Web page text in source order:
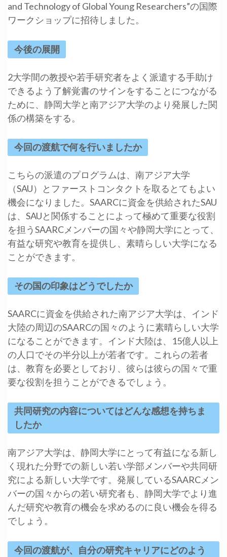
and Technology of Global Young Researchers”の国際
ワークショップに招待しました。
今後の展開
2大学間の教授や若手研究者をよく派遣する手助け
できるよう了解覚書のサインをすることにつながる
ために、静岡大学と南アジア大学のより発展した関
係の構築をする。
今回の渡航で何を行いましたか
こちらの派遣のプログラムは、南アジア大学
（SAU）とファーストコンタクトを取るとてもよい
機会になりました。SAARCに資金を供給されたSAU
は、SAUと関係することによって極めて重要な役割
を担うSAARCメンバーの国々や静岡大学にとって、
有益な研究や教育を提供し、素晴らしい大学になる
ことができます。
その国の印象はどうでしたか
SAARCに資金を供給された南アジア大学は、インド
大陸の周辺のSAARCの国々のように素晴らしい大学
になることができます。インド大陸は、15億人以上
の人口でその半分以上が若者です。これらの若者
は、教育を必要としており、彼らは彼らの国々で重
要な役割を担うことができるでしょう。
共同研究の内容についてはどんな感想を持ちま
したか
南アジア大学は、静岡大学にとって有益になる新し
く現れた分野での新しい若い学部メンバーや共同研
究による新しい大学です。発展しているSAARCメン
バーの国々からの若い研究者も、静岡大学でより進
んだ研究や教育の機会を求めるのに良い機会を得る
でしょう。
今回の渡航が、自分の研究キャリアにどのよう